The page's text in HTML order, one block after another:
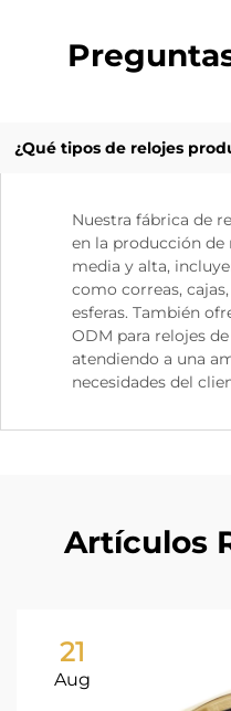
¿Qué tipos de relojes
Nuestra fábrica de
en la producción de
media y alta,
como correas,
esferas. También
ODM para relojes
atendiendo a una
necesidades del
Artículos
21
Aug